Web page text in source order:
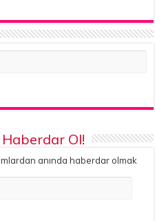
Ol!
anında haberdar olmak